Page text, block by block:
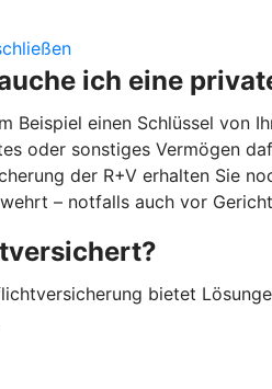
ich eine
Beispiel einen Schlüssel von
oder sonstiges Vermögen
der R+V erhalten Sie
– notfalls auch vor
bietet